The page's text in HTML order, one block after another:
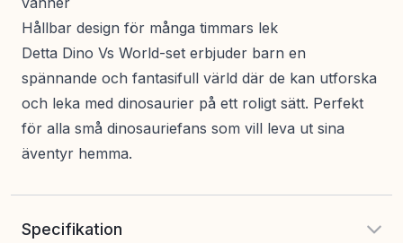
Hållbar design för många timmars lek
Detta Dino Vs World-set erbjuder barn en
spännande och fantasifull värld där de kan utforska
och leka med dinosaurier på ett roligt sätt. Perfekt
för alla små dinosauriefans som vill leva ut sina
äventyr hemma.
Specifikation